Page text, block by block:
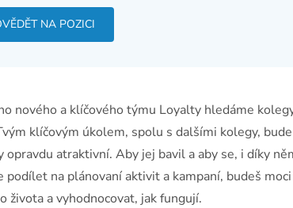
NA POZICI
nového a klíčového týmu Loyalty hledáme
klíčovým úkolem, spolu s dalšími kolegy,
opravdu atraktivní. Aby jej bavil a aby se, i díky
podílet na plánovaní aktivit a kampaní, budeš
života a vyhodnocovat, jak fungují.